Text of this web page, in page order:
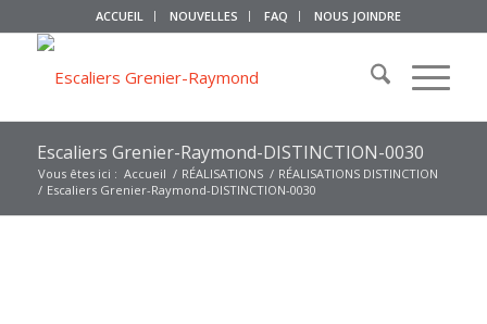
ACCUEIL NOUVELLES FAQ NOUS JOINDRE
Escaliers Grenier-Raymond-DISTINCTION-0030
Vous êtes ici : Accueil / RÉALISATIONS / RÉALISATIONS DISTINCTION
/ Escaliers Grenier-Raymond-DISTINCTION-0030